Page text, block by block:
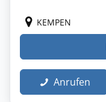
KEMPEN
Anrufen